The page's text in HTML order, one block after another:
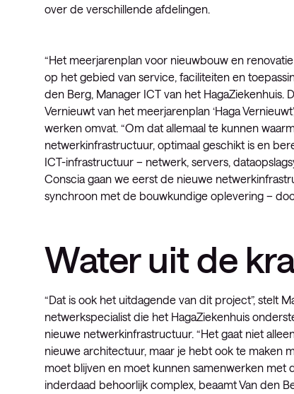
over de verschillende afdelingen.
“Het meerjarenplan voor nieuwbouw en
op het gebied van service, faciliteiten en
den Berg, Manager ICT van het
Vernieuwt van het meerjarenplan ‘Haga
werken omvat. “Om dat allemaal te kunnen
netwerkinfrastructuur, optimaal geschikt is en
ICT-infrastructuur – netwerk, servers,
Conscia gaan we eerst de nieuwe
synchroon met de bouwkundige oplevering –
Water uit de
“Dat is ook het uitdagende van dit project”, stelt
netwerkspecialist die het HagaZiekenhuis
nieuwe netwerkinfrastructuur. “Het gaat niet
nieuwe architectuur, maar je hebt ook te maken
moet blijven en moet kunnen samenwerken met
inderdaad behoorlijk complex, beaamt Van den